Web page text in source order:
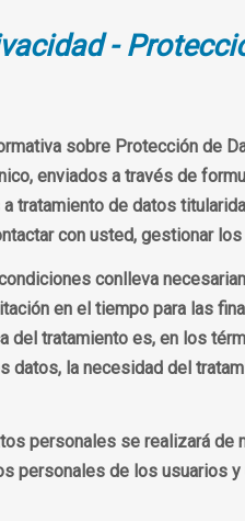
-
sobre Protección de
enviados a través de
tratamiento de datos
con usted, gestionar
conlleva
en el tiempo para las
del tratamiento es, en los
datos, la necesidad del
personales se realizará de
personales de los usuarios